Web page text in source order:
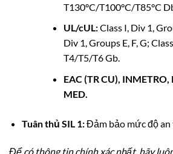
T130°C/T100°C/T85°C
UL/cUL:Class I, Div 1,
Div 1, Groups E, F, G;
T4/T5/T6 Gb.
EAC (TR CU), INMETRO,
MED.
Tuân thủ SIL 1:Đảm bảo mức độ an
Để có thông tin chính xác nhất, hãy